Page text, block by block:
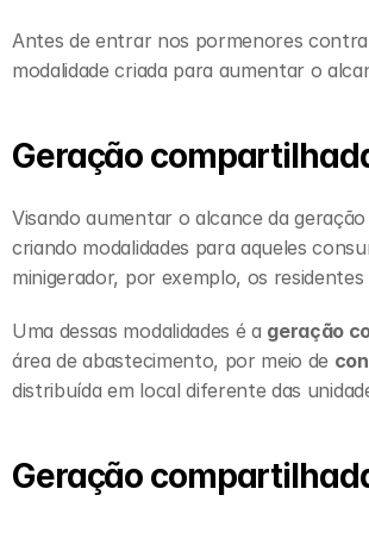
Antes de entrar nos pormenores
modalidade criada para aumentar o
Geração
Visando aumentar o alcance da
criando modalidades para aqueles
minigerador, por exemplo, os
Uma dessas modalidades é a geração
área de abastecimento, por meio de
distribuída em local diferente das
Geração